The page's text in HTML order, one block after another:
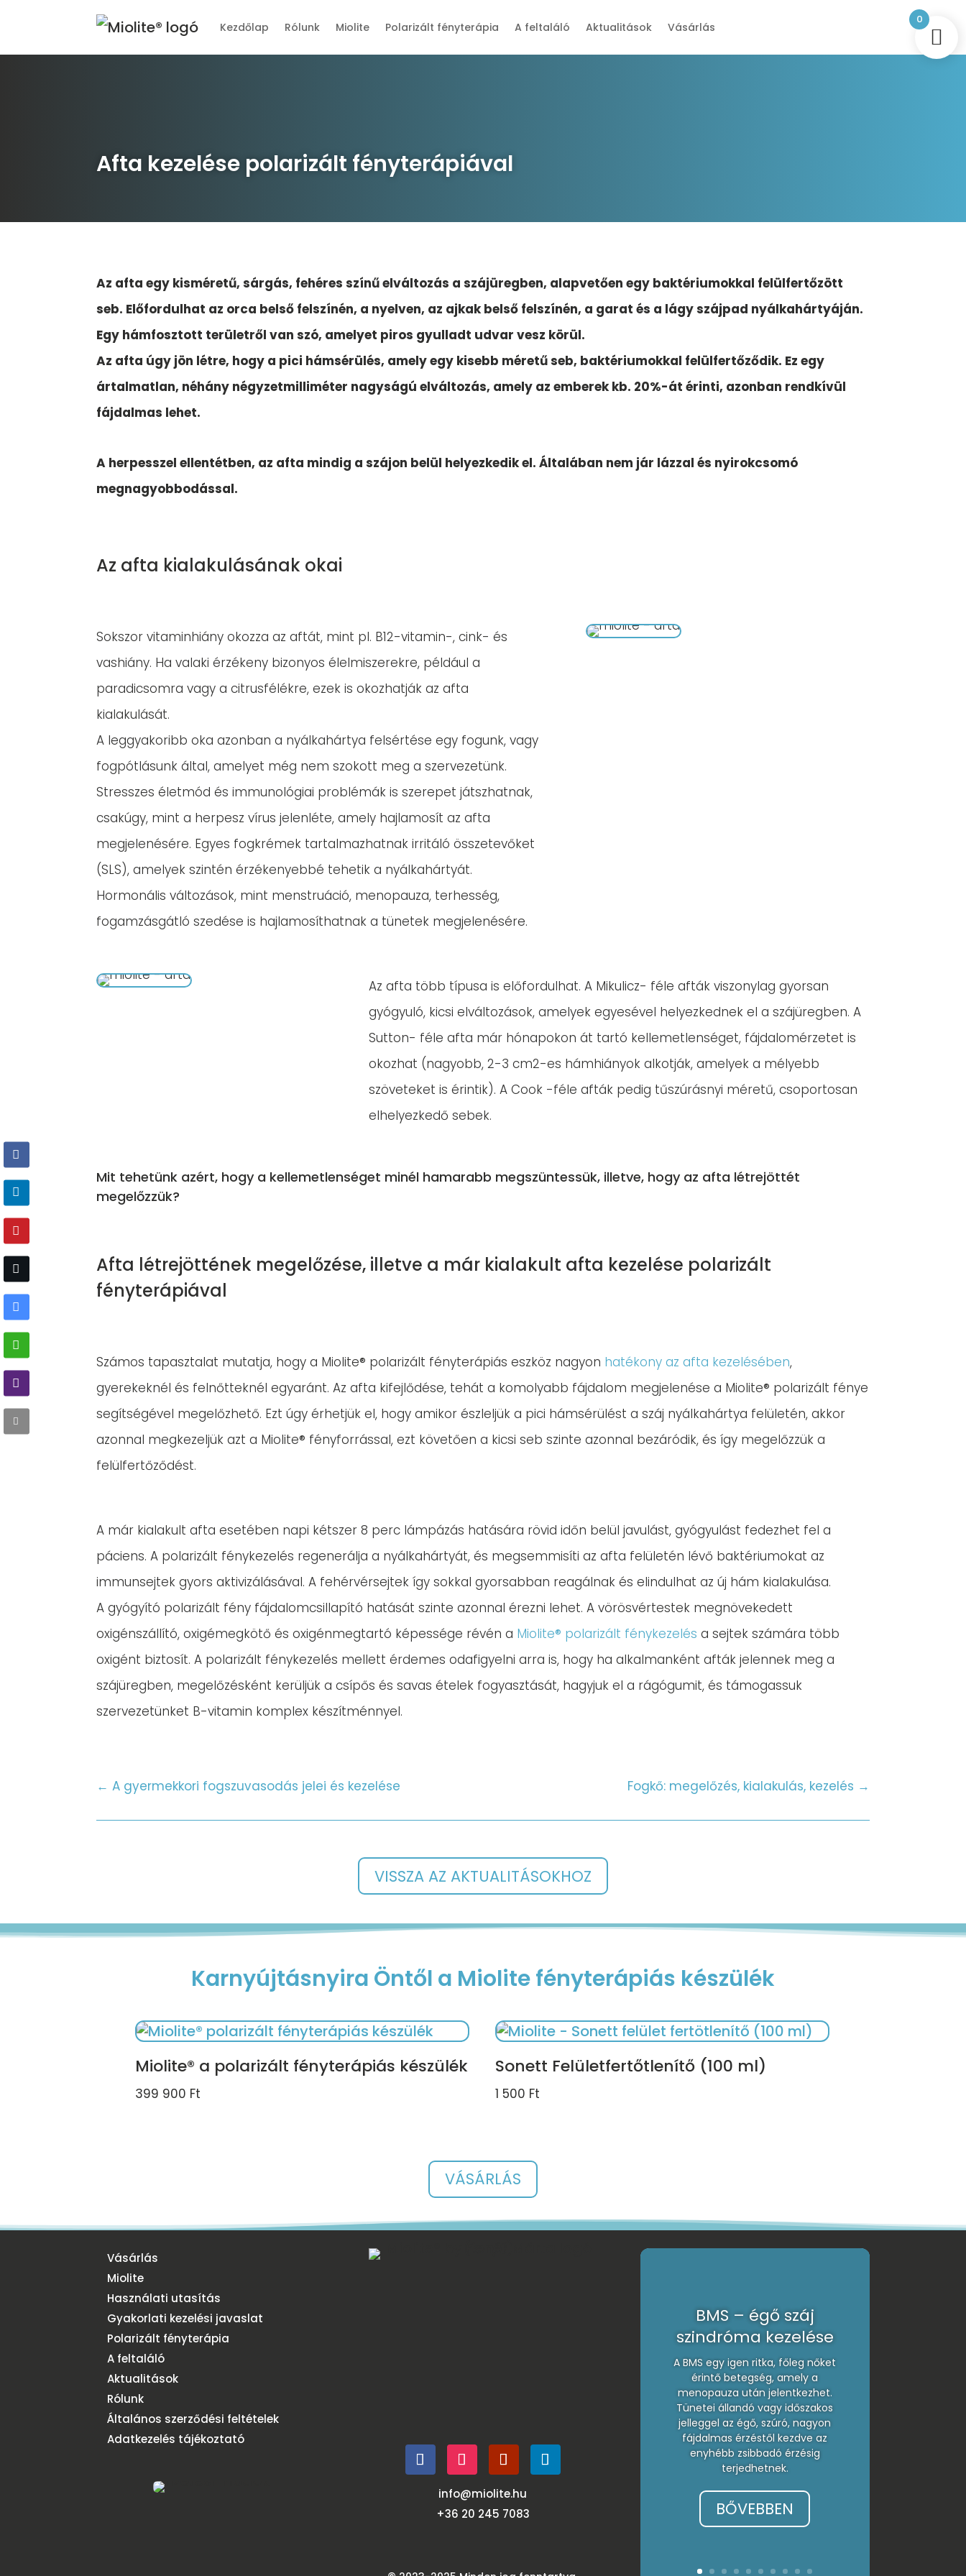
Kezdőlap Rólunk Miolite Polarizált fényterápia A feltaláló Aktualitások Vásárlás
Afta kezelése polarizált fényterápiával
Az afta egy kisméretű, sárgás, fehéres színű elváltozás a szájüregben, alapvetően egy baktériumokkal felülfertőzött
seb. Előfordulhat az orca belső felszínén, a nyelven, az ajkak belső felszínén, a garat és a lágy szájpad nyálkahártyáján.
Egy hámfosztott területről van szó, amelyet piros gyulladt udvar vesz körül.
Az afta úgy jön létre, hogy a pici hámsérülés, amely egy kisebb méretű seb, baktériumokkal felülfertőződik. Ez egy
ártalmatlan, néhány négyzetmilliméter nagyságú elváltozás, amely az emberek kb. 20%-át érinti, azonban rendkívül
fájdalmas lehet.
A herpesszel ellentétben, az afta mindig a szájon belül helyezkedik el. Általában nem jár lázzal és nyirokcsomó
megnagyobbodással.
Az afta kialakulásának okai
Sokszor vitaminhiány okozza az aftát, mint pl. B12-vitamin-, cink- és
vashiány. Ha valaki érzékeny bizonyos élelmiszerekre, például a
paradicsomra vagy a citrusfélékre, ezek is okozhatják az afta
kialakulását.
A leggyakoribb oka azonban a nyálkahártya felsértése egy fogunk, vagy
fogpótlásunk által, amelyet még nem szokott meg a szervezetünk.
Stresszes életmód és immunológiai problémák is szerepet játszhatnak,
csakúgy, mint a herpesz vírus jelenléte, amely hajlamosít az afta
megjelenésére. Egyes fogkrémek tartalmazhatnak irritáló összetevőket
(SLS), amelyek szintén érzékenyebbé tehetik a nyálkahártyát.
Hormonális változások, mint menstruáció, menopauza, terhesség,
fogamzásgátló szedése is hajlamosíthatnak a tünetek megjelenésére.
Az afta több típusa is előfordulhat. A Mikulicz- féle afták viszonylag gyorsan
gyógyuló, kicsi elváltozások, amelyek egyesével helyezkednek el a szájüregben. A
Sutton- féle afta már hónapokon át tartó kellemetlenséget, fájdalomérzetet is
okozhat (nagyobb, 2-3 cm2-es hámhiányok alkotják, amelyek a mélyebb
szöveteket is érintik). A Cook -féle afták pedig tűszúrásnyi méretű, csoportosan
elhelyezkedő sebek.
Mit tehetünk azért, hogy a kellemetlenséget minél hamarabb megszüntessük, illetve, hogy az afta létrejöttét
megelőzzük?
Afta létrejöttének megelőzése, illetve a már kialakult afta kezelése polarizált
fényterápiával
Számos tapasztalat mutatja, hogy a Miolite® polarizált fényterápiás eszköz nagyon hatékony az afta kezelésében,
gyerekeknél és felnőtteknél egyaránt. Az afta kifejlődése, tehát a komolyabb fájdalom megjelenése a Miolite® polarizált fénye
segítségével megelőzhető. Ezt úgy érhetjük el, hogy amikor észleljük a pici hámsérülést a száj nyálkahártya felületén, akkor
azonnal megkezeljük azt a Miolite® fényforrással, ezt követően a kicsi seb szinte azonnal bezáródik, és így megelőzzük a
felülfertőződést.
A már kialakult afta esetében napi kétszer 8 perc lámpázás hatására rövid időn belül javulást, gyógyulást fedezhet fel a
páciens. A polarizált fénykezelés regenerálja a nyálkahártyát, és megsemmisíti az afta felületén lévő baktériumokat az
immunsejtek gyors aktivizálásával. A fehérvérsejtek így sokkal gyorsabban reagálnak és elindulhat az új hám kialakulása.
A gyógyító polarizált fény fájdalomcsillapító hatását szinte azonnal érezni lehet. A vörösvértestek megnövekedett
oxigénszállító, oxigémegkötő és oxigénmegtartó képessége révén a Miolite® polarizált fénykezelés a sejtek számára több
oxigént biztosít. A polarizált fénykezelés mellett érdemes odafigyelni arra is, hogy ha alkalmanként afták jelennek meg a
szájüregben, megelőzésként kerüljük a csípős és savas ételek fogyasztását, hagyjuk el a rágógumit, és támogassuk
szervezetünket B-vitamin komplex készítménnyel.
←A gyermekkori fogszuvasodás jelei és kezelése Fogkő: megelőzés, kialakulás, kezelés →
VISSZA AZ AKTUALITÁSOKHOZ
Karnyújtásnyira Öntől a Miolite fényterápiás készülék
Miolite® a polarizált fényterápiás készülék
399 900 Ft
Sonett Felületfertőtlenítő (100 ml)
1 500 Ft
VÁSÁRLÁS
Vásárlás
Miolite
Használati utasítás
Gyakorlati kezelési javaslat
Polarizált fényterápia
A feltaláló
Aktualitások
Rólunk
Általános szerződési feltételek
Adatkezelés tájékoztató
info@miolite.hu
+36 20 245 7083
BMS – égő száj
szindróma kezelése
A BMS egy igen ritka, főleg nőket
érintő betegség, amely a
menopauza után jelentkezhet.
Tünetei állandó vagy időszakos
jelleggel az égő, szúró, nagyon
fájdalmas érzéstől kezdve az
enyhébb zsibbadó érzésig
terjedhetnek.
BŐVEBBEN
0